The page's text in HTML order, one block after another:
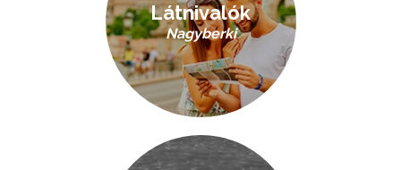
Látnivalók
Nagyberki